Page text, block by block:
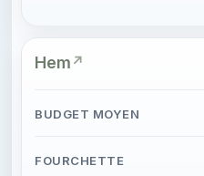
Hem